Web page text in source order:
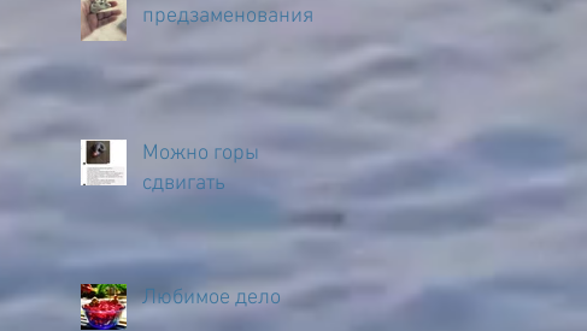
предзаменования
Можно горы
сдвигать
Любимое дело